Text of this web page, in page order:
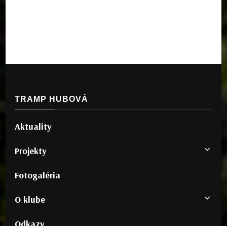
TRAMP HUBOVÁ
Aktuality
Projekty
Fotogaléria
O klube